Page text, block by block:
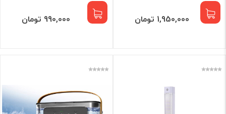
1,950,000 تومان 990,000 تومان